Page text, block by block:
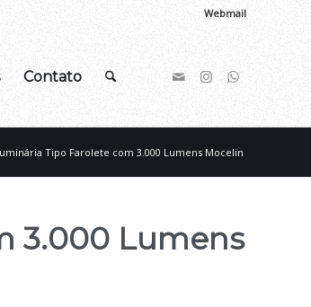
Webmail
Contato
Tipo Farolete com 3.000 Lumens Mocelin
3.000 Lumens